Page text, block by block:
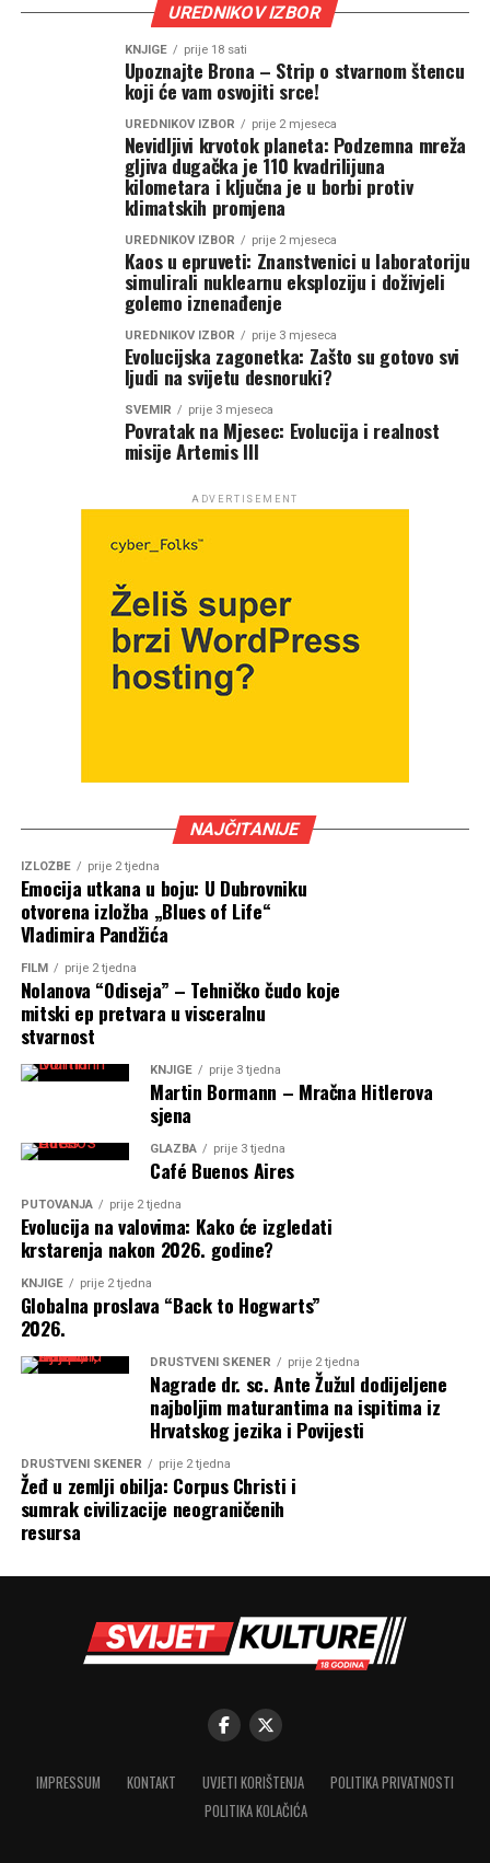
UREDNIKOV IZBOR
KNJIGE prije 18 sati
Upoznajte Brona – Strip o stvarnom štencu
koji će vam osvojiti srce!
UREDNIKOV IZBOR prije 2 mjeseca
Nevidljivi krvotok planeta: Podzemna mreža
gljiva dugačka je 110 kvadrilijuna
kilometara i ključna je u borbi protiv
klimatskih promjena
UREDNIKOV IZBOR prije 2 mjeseca
Kaos u epruveti: Znanstvenici u laboratoriju
simulirali nuklearnu eksploziju i doživjeli
golemo iznenađenje
UREDNIKOV IZBOR prije 3 mjeseca
Evolucijska zagonetka: Zašto su gotovo svi
ljudi na svijetu desnoruki?
SVEMIR prije 3 mjeseca
Povratak na Mjesec: Evolucija i realnost
misije Artemis III
ADVERTISEMENT
NAJČITANIJE
IZLOŽBE prije 2 tjedna
Emocija utkana u boju: U Dubrovniku
otvorena izložba „Blues of Life“
Vladimira Pandžića
FILM prije 2 tjedna
Nolanova “Odiseja” – Tehničko čudo koje
mitski ep pretvara u visceralnu
stvarnost
KNJIGE prije 3 tjedna
Martin Bormann – Mračna Hitlerova
sjena
GLAZBA prije 3 tjedna
Café Buenos Aires
PUTOVANJA prije 2 tjedna
Evolucija na valovima: Kako će izgledati
krstarenja nakon 2026. godine?
KNJIGE prije 2 tjedna
Globalna proslava “Back to Hogwarts”
2026.
DRUŠTVENI SKENER prije 2 tjedna
Nagrade dr. sc. Ante Žužul dodijeljene
najboljim maturantima na ispitima iz
Hrvatskog jezika i Povijesti
DRUŠTVENI SKENER prije 2 tjedna
Žeđ u zemlji obilja: Corpus Christi i
sumrak civilizacije neograničenih
resursa
IMPRESSUM KONTAKT UVJETI KORIŠTENJA
POLITIKA PRIVATNOSTI
POLITIKA KOLAČIĆA